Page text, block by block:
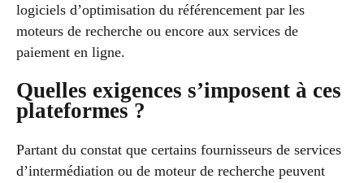
logiciels d’optimisation du référencement par les
moteurs de recherche ou encore aux services de
paiement en ligne.
Quelles exigences s’imposent à ces
plateformes ?
Partant du constat que certains fournisseurs de services
d’intermédiation ou de moteur de recherche peuvent